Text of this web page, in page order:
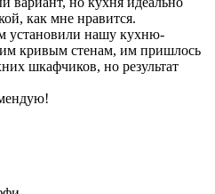
как мне нравится.
установили нашу кухню-
кривым стенам, им пришлось
шкафчиков, но результат